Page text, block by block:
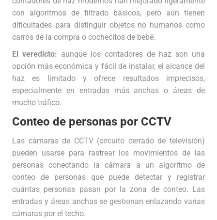
con algoritmos de filtrado básicos, pero aún tienen
dificultades para distinguir objetos no humanos como
carros de la compra o cochecitos de bebé.
El veredicto: aunque los contadores de haz son una
opción más económica y fácil de instalar, el alcance del
haz es limitado y ofrece resultados imprecisos,
especialmente en entradas más anchas o áreas de
mucho tráfico.
Conteo de personas por CCTV
Las cámaras de CCTV (circuito cerrado de televisión)
pueden usarse para rastrear los movimientos de las
personas conectando la cámara a un algoritmo de
conteo de personas que puede detectar y registrar
cuántas personas pasan por la zona de conteo. Las
entradas y áreas anchas se gestionan enlazando varias
cámaras por el techo.